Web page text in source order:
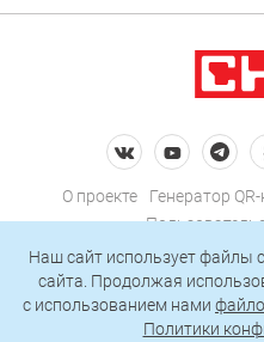
О проекте Генератор
Политика
Наш сайт использует файлы
сайта. Продолжая
c использованием нами
Политики